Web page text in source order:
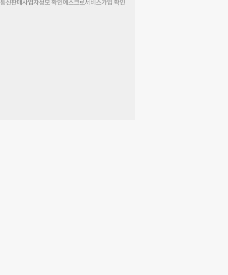
통신판매사업자정보 확인에스크로서비스가입 확인